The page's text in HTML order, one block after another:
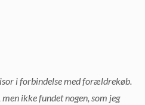
i forbindelse med forældrekøb.
ikke fundet nogen, som jeg